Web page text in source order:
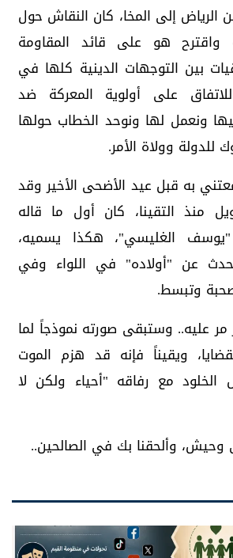
الرياض إلى المخا، كان النقاش حول
واقترح هو على قائد المقاومة
بين التوجهات الدينية كلها في
على أولوية المعركة ضد
ونعمل لها ونوحد الخطاب حولها
وولاة الأمر.
به قبل عيد الأضحى الأخير وقد
منذ التقينا، كان أول ما قاله
"يوسف الغليسي"، هكذا يسميه،
عن "أولاده" في اللواء وفي
وتبسط.
عليه.. وستبقى صورته نموذجاً لما
ويقيناً فإنه قد هزم الموت
الخلود مع رفاقه "أحياء ولكن لا
وحيش، وألحقنا بك في الصالحين..